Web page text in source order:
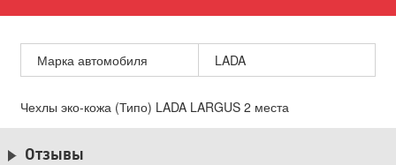
Марка автомобиля LADA
Чехлы эко-кожа (Типо) LADA LARGUS 2 места
Отзывы